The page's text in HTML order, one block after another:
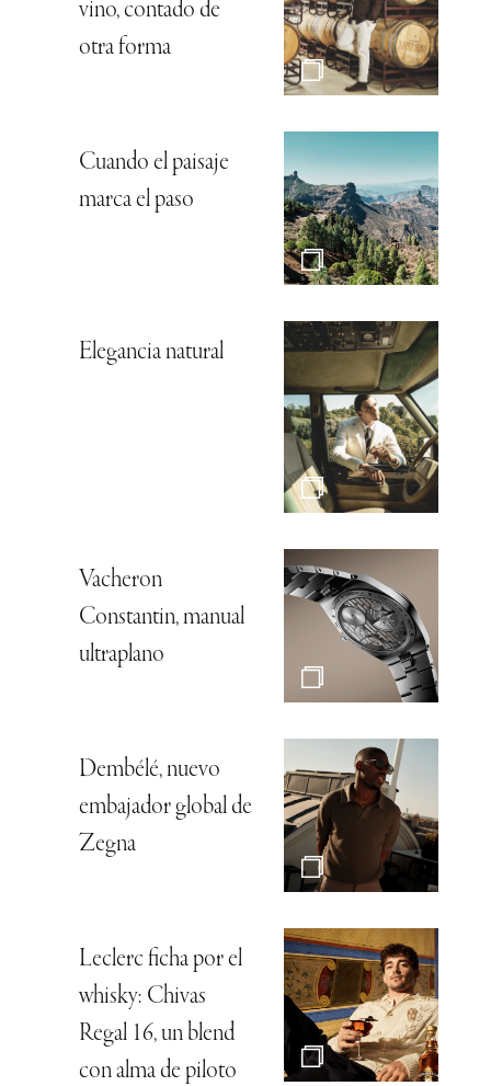
vino, contado de
otra forma
Cuando el paisaje
marca el paso
Elegancia natural
Vacheron
Constantin, manual
ultraplano
Dembélé, nuevo
embajador global de
Zegna
Leclerc ficha por el
whisky: Chivas
Regal 16, un blend
con alma de piloto